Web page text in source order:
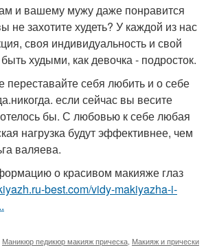
и вашему мужу даже понравится
не захотите худеть? У каждой из нас
своя индивидуальность и свой
худыми, как девочка - подросток.
переставайте себя любить и о себе
если сейчас вы весите
бы. С любовью к себе любая
нагрузка будут эффективнее, чем
валяева.
о красивом макияже глаз
best.com/vidy-makiyazha-i-
Маникюр педикюр макияж прическа Макияж и прически